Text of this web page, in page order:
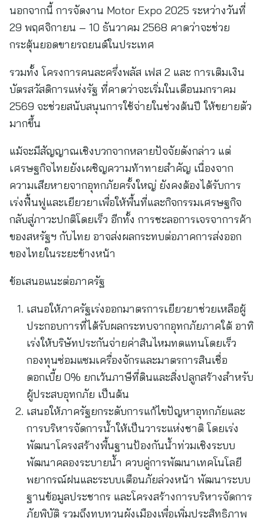
นอกจากนี้ การจัดงาน Motor Expo 2025 ระหว่างวันที่
29 พฤศจิกายน – 10 ธันวาคม 2568 คาดว่าจะช่วย
กระตุ้นยอดขายรถยนต์ในประเทศ
รวมทั้ง โครงการคนละครึ่งพลัส เฟส 2 และ การเติมเงิน
บัตรสวัสดิการแห่งรัฐ ที่คาดว่าจะเริ่มในเดือนมกราคม
2569 จะช่วยสนับสนุนการใช้จ่ายในช่วงต้นปี ให้ขยายตัว
มากขึ้น
แม้จะมีสัญญาณเชิงบวกจากหลายปัจจัยดังกล่าว แต่
เศรษฐกิจไทยยังเผชิญความท้าทายสำคัญ เนื่องจาก
ความเสียหายจากอุทกภัยครั้งใหญ่ ยังคงต้องได้รับการ
เร่งฟื้นฟูและเยียวยาเพื่อให้พื้นที่และกิจกรรมเศรษฐกิจ
กลับสู่ภาวะปกติโดยเร็ว อีกทั้ง การชะลอการเจรจาการค้า
ของสหรัฐฯ กับไทย อาจส่งผลกระทบต่อภาคการส่งออก
ของไทยในระยะข้างหน้า
ข้อเสนอแนะต่อภาครัฐ
เสนอให้ภาครัฐเร่งออกมาตรการเยียวยาช่วยเหลือผู้
ประกอบการที่ได้รับผลกระทบจากอุทกภัยภาคใต้ อาทิ
เร่งให้บริษัทประกันจ่ายค่าสินไหมทดแทนโดยเร็ว
กองทุนซ่อมแซมเครื่องจักรและมาตรการสินเชื่อ
ดอกเบี้ย 0% ยกเว้นภาษีที่ดินและสิ่งปลูกสร้างสำหรับ
ผู้ประสบอุทกภัย เป็นต้น
เสนอให้ภาครัฐยกระดับการแก้ไขปัญหาอุทกภัยและ
การบริหารจัดการน้ำให้เป็นวาระแห่งชาติ โดยเร่ง
พัฒนาโครงสร้างพื้นฐานป้องกันน้ำท่วมเชิงระบบ
พัฒนาคลองระบายน้ำ ควบคู่การพัฒนาเทคโนโลยี
พยากรณ์ฝนและระบบเตือนภัยล่วงหน้า พัฒนาระบบ
ฐานข้อมูลประชากร และโครงสร้างการบริหารจัดการ
ภัยพิบัติ รวมถึงทบทวนผังเมืองเพื่อเพิ่มประสิทธิภาพ